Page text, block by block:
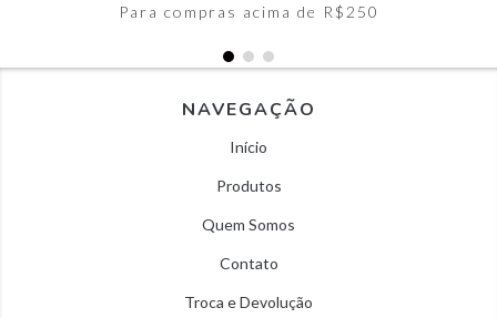
Para compras acima de R$250
NAVEGAÇÃO
Início
Produtos
Quem Somos
Contato
Troca e Devolução